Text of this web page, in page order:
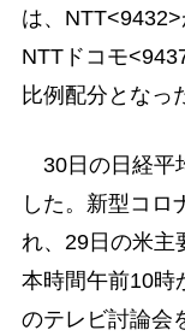
は、
NTTドコモ
比例配分となっ
30日の日経平
した。新型コロ
れ、29日の米主
本時間午前10時
のテレビ討論会